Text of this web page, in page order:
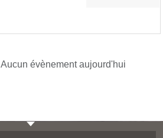
Aucun évènement aujourd'hui